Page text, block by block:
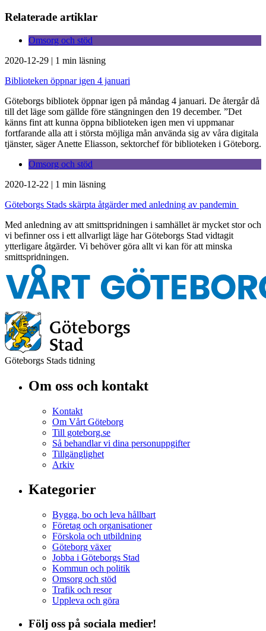
Relaterade artiklar
Omsorg och stöd
2020-12-29 | 1 min läsning
Biblioteken öppnar igen 4 januari
Göteborgs bibliotek öppnar igen på måndag 4 januari. De återgår då
till det läge som gällde före stängningen den 19 december. ”Det
känns fint att kunna öppna biblioteken igen men vi uppmanar
fortfarande alla att i största möjliga mån använda sig av våra digitala
tjänster, säger Anette Eliasson, sektorchef för biblioteken i Göteborg.
Omsorg och stöd
2020-12-22 | 1 min läsning
Göteborgs Stads skärpta åtgärder med anledning av pandemin
Med anledning av att smittspridningen i samhället är mycket stor och
vi befinner oss i ett allvarligt läge har Göteborgs Stad vidtagit
ytterligare åtgärder. Vi behöver göra allt vi kan för att minska
smittspridningen.
Göteborgs Stads tidning
Om oss och kontakt
Kontakt
Om Vårt Göteborg
Till goteborg.se
Så behandlar vi dina personuppgifter
Tillgänglighet
Arkiv
Kategorier
Bygga, bo och leva hållbart
Företag och organisationer
Förskola och utbildning
Göteborg växer
Jobba i Göteborgs Stad
Kommun och politik
Omsorg och stöd
Trafik och resor
Uppleva och göra
Följ oss på sociala medier!